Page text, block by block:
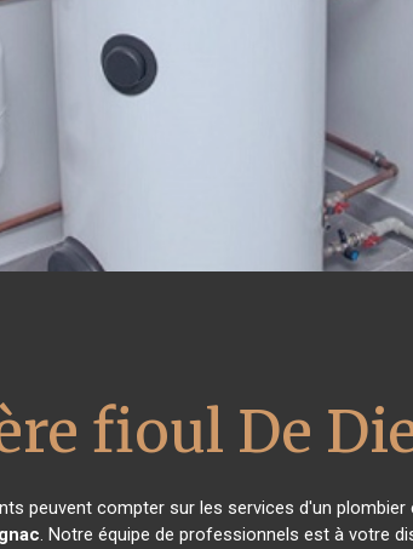
fioul De
peuvent compter sur les services d'un
. Notre équipe de professionnels est à votre